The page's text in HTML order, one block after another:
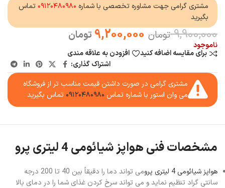
مشتری گرامی جهت مشاوره تخصصی با شماره ۰۹۱۲۰۴۸۰۹۸۰ تماس
بگیرید
9,900,000 تومان 9,200,000 تومان
ناموجود
برای مقایسه اضافه کنید
افزودن به علاقه مندی
اشتراک گذاری:
مشتری گرامی در صورت داشتن قیمت مناسب تر از فروشگاه
می وان استور با شماره تماس ۰۹۱۲۰۴۸۰۹۸۰ تماس بگیرید
مشخصات فنی هواپز شیائومی 4 لیتری پرو
هواپز شیائومی 4 لیتری پرو
می تواند دما را دقیقاً بین 40 تا 200 درجه
سانتی گراد تنظیم نماید و می تواند سرخ کردن غذای شما را در دمای بالا